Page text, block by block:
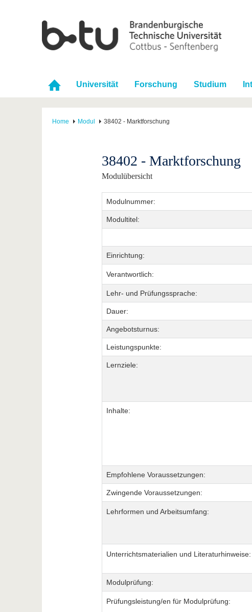
Universität Forschung Studium
Home Modul 38402 - Marktforschung
38402 - Marktforschung
Modulübersicht
Modulnummer:
Modultitel:
Einrichtung:
Verantwortlich:
Lehr- und Prüfungssprache:
Dauer:
Angebotsturnus:
Leistungspunkte:
Lernziele:
Inhalte:
Empfohlene Voraussetzungen:
Zwingende Voraussetzungen:
Lehrformen und Arbeitsumfang:
Unterrichtsmaterialien und Literaturhinweise:
Modulprüfung:
Prüfungsleistung/en für Modulprüfung: